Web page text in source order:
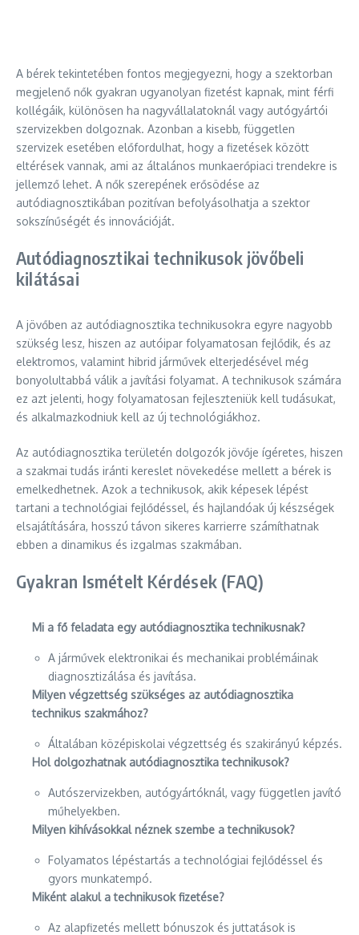
A bérek tekintetében fontos megjegyezni, hogy a szektorban
megjelenő nők gyakran ugyanolyan fizetést kapnak, mint férfi
kollégáik, különösen ha nagyvállalatoknál vagy autógyártói
szervizekben dolgoznak. Azonban a kisebb, független
szervizek esetében előfordulhat, hogy a fizetések között
eltérések vannak, ami az általános munkaerőpiaci trendekre is
jellemző lehet. A nők szerepének erősödése az
autódiagnosztikában pozitívan befolyásolhatja a szektor
sokszínűségét és innovációját.
Autódiagnosztikai technikusok jövőbeli
kilátásai
A jövőben az autódiagnosztika technikusokra egyre nagyobb
szükség lesz, hiszen az autóipar folyamatosan fejlődik, és az
elektromos, valamint hibrid járművek elterjedésével még
bonyolultabbá válik a javítási folyamat. A technikusok számára
ez azt jelenti, hogy folyamatosan fejleszteniük kell tudásukat,
és alkalmazkodniuk kell az új technológiákhoz.
Az autódiagnosztika területén dolgozók jövője ígéretes, hiszen
a szakmai tudás iránti kereslet növekedése mellett a bérek is
emelkedhetnek. Azok a technikusok, akik képesek lépést
tartani a technológiai fejlődéssel, és hajlandóak új készségek
elsajátítására, hosszú távon sikeres karrierre számíthatnak
ebben a dinamikus és izgalmas szakmában.
Gyakran Ismételt Kérdések (FAQ)
Mi a fő feladata egy autódiagnosztika technikusnak?
A járművek elektronikai és mechanikai problémáinak
diagnosztizálása és javítása.
Milyen végzettség szükséges az autódiagnosztika
technikus szakmához?
Általában középiskolai végzettség és szakirányú képzés.
Hol dolgozhatnak autódiagnosztika technikusok?
Autószervizekben, autógyártóknál, vagy független javító
műhelyekben.
Milyen kihívásokkal néznek szembe a technikusok?
Folyamatos lépéstartás a technológiai fejlődéssel és
gyors munkatempó.
Miként alakul a technikusok fizetése?
Az alapfizetés mellett bónuszok és juttatások is